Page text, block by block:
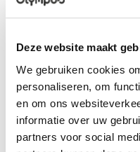
Deze website maakt
We gebruiken cookies
personaliseren, om
en om ons
informatie over uw
partners voor social
voor nieuwe gezichten en
uithoudingsvermogen uit
de meer ervaren leden
sparringsessies (ook voor
Voor beginners die nog
we dit rustig op met
oefeningen.